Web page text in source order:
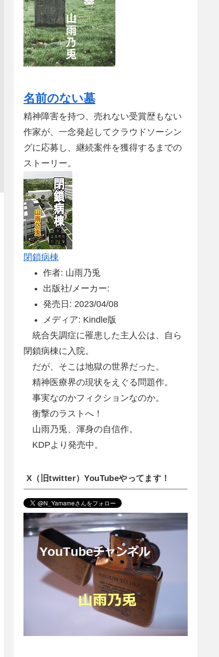
名前のない墓
精神障害を持つ、売れない受賞歴もない
作家が、一念発起してクラウドソーシン
グに応募し、継続案件を獲得するまでの
ストーリー。
閉鎖病棟
作者: 山雨乃兎
出版社/メーカー:
発売日: 2023/04/08
メディア: Kindle版
統合失調症に罹患した主人公は、自ら
閉鎖病棟に入院。
だが、そこは地獄の世界だった。
精神医療界の現状をえぐる問題作。
事実なのかフィクションなのか。
衝撃のラストへ！
山雨乃兎、渾身の自信作。
KDPより発売中。
X（旧twitter）YouTubeやってます！